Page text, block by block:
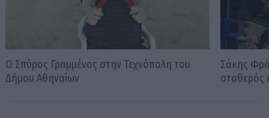
Ο Σπύρος Γραμμένος στην Τεχνόπολη του
Δήμου Αθηναίων
Σάκης
σταθερός